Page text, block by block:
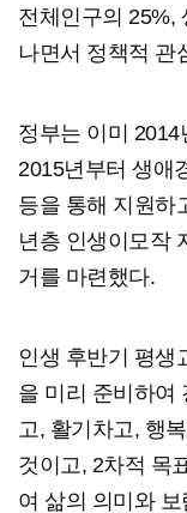
전체인구의 25%,
나면서 정책적 관
정부는 이미
2015년부터 생애
등을 통해 지원하
년층 인생이모작
거를 마련했다.
인생 후반기 평생
을 미리 준비하여
고, 활기차고, 행
것이고, 2차적 목
여 삶의 의미와